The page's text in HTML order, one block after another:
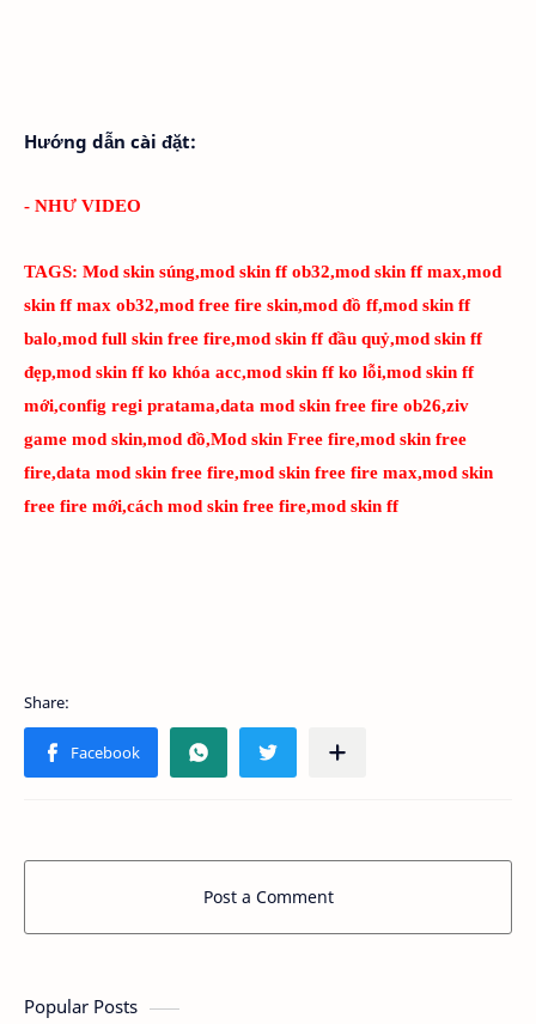
Hướng dẫn cài đặt:
- NHƯ VIDEO
TAGS: Mod skin súng,mod skin ff ob32,mod skin ff max,mod
skin ff max ob32,mod free fire skin,mod đồ ff,mod skin ff
balo,mod full skin free fire,mod skin ff đầu quỷ,mod skin ff
đẹp,mod skin ff ko khóa acc,mod skin ff ko lỗi,mod skin ff
mới,config regi pratama,data mod skin free fire ob26,ziv
game mod skin,mod đồ,Mod skin Free fire,mod skin free
fire,data mod skin free fire,mod skin free fire max,mod skin
free fire mới,cách mod skin free fire,mod skin ff
Post a Comment
Popular Posts